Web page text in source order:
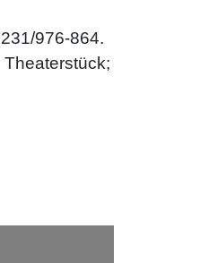
976-864.
Theaterstück;